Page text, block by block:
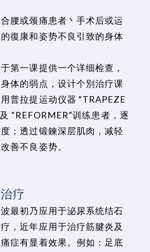
腰或颈痛患者丶手术后或运
復康和姿势不良引致的身体
第一课提供一个详细检查，
体的弱点，设计个別治疗课
普拉提运动仪器 “TRAPEZE
“REFORMER”训练患者，逐
；透过锻鍊深层肌肉，减轻
善不良姿势。
疗
最初乃应用于泌尿系统结石
，近年应用于治疗筋腱炎及
症有显着效果。例如：足底